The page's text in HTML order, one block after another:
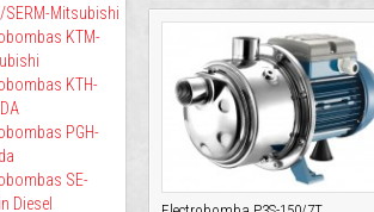
SERM-Mitsubishi
KTM-
KTH-
PGH-
SE-
Diesel